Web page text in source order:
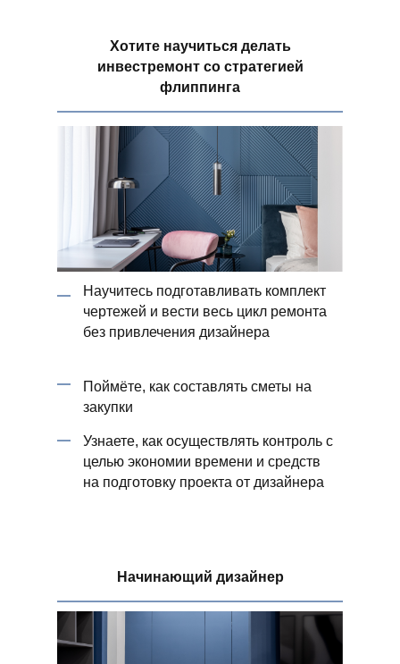
Хотите научиться делать
инвестремонт со стратегией
флиппинга
Научитесь подготавливать комплект
чертежей и вести весь цикл ремонта
без привлечения дизайнера
Поймёте, как составлять сметы на
закупки
Узнаете, как осуществлять контроль с
целью экономии времени и средств
на подготовку проекта от дизайнера
Начинающий дизайнер